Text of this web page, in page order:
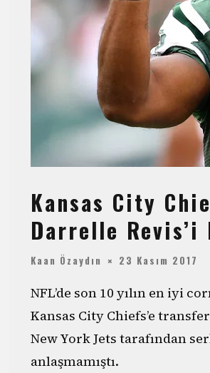
Kansas City
Darrelle Revis’i
Kaan Özaydın 23 Kasım 2017
NFL’de son 10 yılın en iyi
Kansas City Chiefs’e
New York Jets tarafından
anlaşmamıştı.